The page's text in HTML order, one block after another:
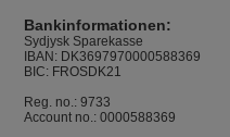
Bankinformationen:
Sydjysk Sparekasse
IBAN: DK3697970000588369
BIC: FROSDK21
Reg. no.: 9733
Account no.: 0000588369